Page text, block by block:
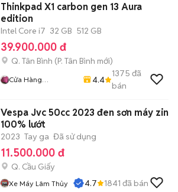
Thinkpad X1 carbon gen 13 Aura
edition
Intel Core i7 32 GB 512 GB
39.900.000 đ
Q. Tân Bình (P. Tân Bình mới)
Cửa Hàng
4.4
1375 đã
bán
Vespa Jvc 50cc 2023 đen sơn máy zin
100% lướt
2023 Tay ga Đã sử dụng
11.500.000 đ
Q. Cầu Giấy
Xe Máy Lâm Thủy 4.7 1841 đã bán